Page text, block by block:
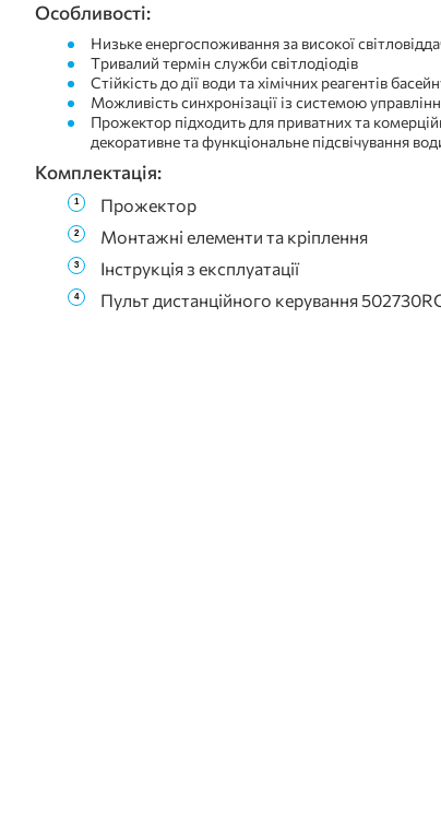
Особливості:
Низьке енергоспоживання за високої
Тривалий термін служби світлодіодів
Стійкість до дії води та хімічних реагентів
Можливість синхронізації із системою
Прожектор підходить для приватних та
декоративне та функціональне підсвічування
Комплектація:
Прожектор
Монтажні елементи та кріплення
Інструкція з експлуатації
Пульт дистанційного керування